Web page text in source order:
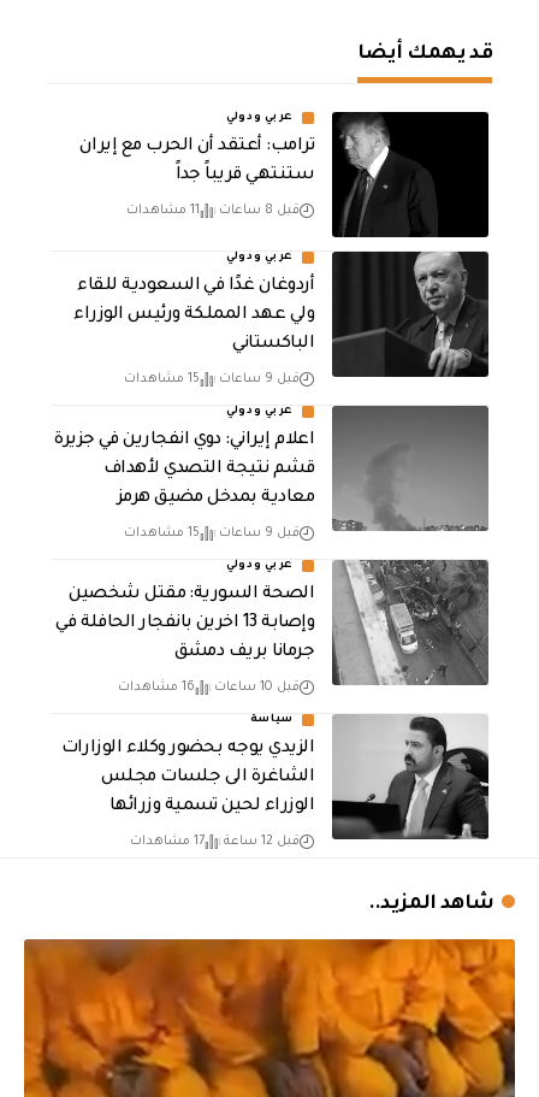
قد يهمك أيضا
عربي ودولي
‏ترامب: أعتقد أن الحرب مع إيران
ستنتهي قريباً جداً
قبل 8 ساعات 11 مشاهدات
عربي ودولي
أردوغان غدًا في السعودية للقاء
ولي عهد المملكة ورئيس الوزراء
الباكستاني
قبل 9 ساعات 15 مشاهدات
عربي ودولي
اعلام إيراني: دوي انفجارين في جزيرة
قشم نتيجة التصدي لأهداف
معادية بمدخل مضيق هرمز
قبل 9 ساعات 15 مشاهدات
عربي ودولي
الصحة السورية: مقتل شخصين
وإصابة 13 اخرين بانفجار الحافلة في
جرمانا بريف دمشق
قبل 10 ساعات 16 مشاهدات
سياسة
الزيدي يوجه بحضور وكلاء الوزارات
الشاغرة الى جلسات مجلس
الوزراء لحين تسمية وزرائها
قبل 12 ساعة 17 مشاهدات
شاهد المزيد..